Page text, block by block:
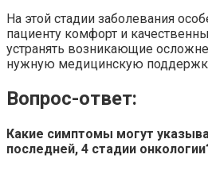
На этой стадии заболевания
пациенту комфорт и
устранять возникающие
нужную медицинскую
Вопрос-ответ:
Какие симптомы могут
последней, 4 стадии